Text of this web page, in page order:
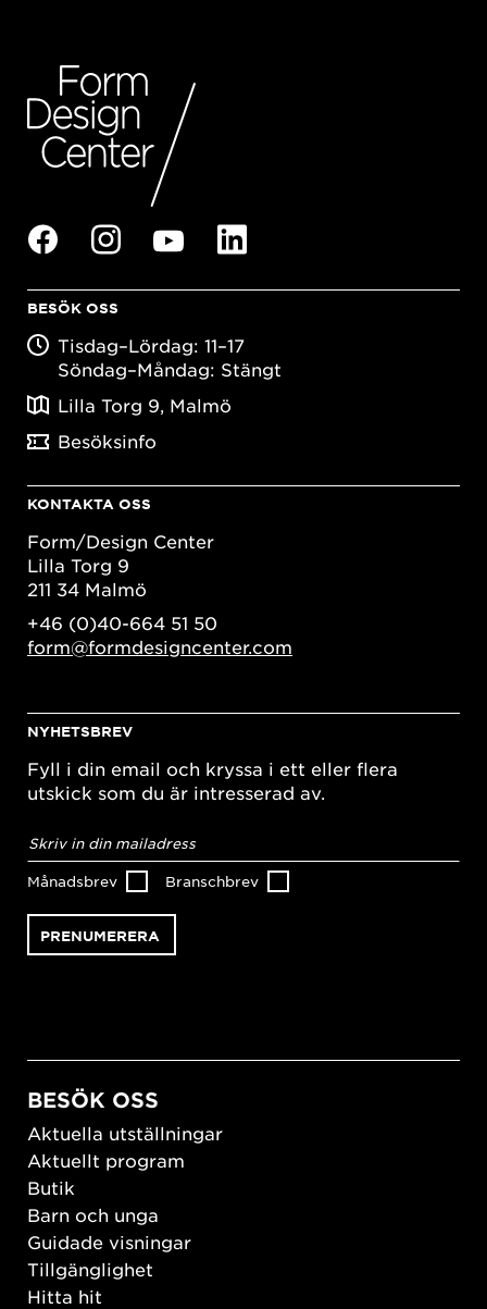
BESÖK OSS
Tisdag–Lördag: 11–17
Söndag–Måndag: Stängt
Lilla Torg 9, Malmö
Besöksinfo
KONTAKTA OSS
Form/Design Center
Lilla Torg 9
211 34 Malmö
+46 (0)40-664 51 50
form@formdesigncenter.com
NYHETSBREV
Fyll i din email och kryssa i ett eller flera
utskick som du är intresserad av.
postadress*
Månadsbrev Branschbrev
BESÖK OSS
Aktuella utställningar
Aktuellt program
Butik
Barn och unga
Guidade visningar
Tillgänglighet
Hitta hit